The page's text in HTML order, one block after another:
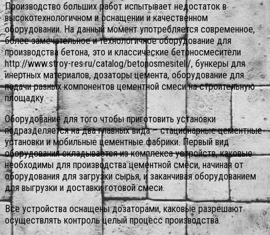
Производство больших работ испытывает недостаток в
высокотехнологичном и оснащении и качественном
оборудовании. На данный момент употребляется современное,
более замечательное и технологичное оборудование для
производства бетона, это и классические бетоносмесители
http://www.stroy-res.ru/catalog/betonosmesiteli/, бункеры для
инертных материалов, дозаторы цемента, оборудование для
подачи разных компонентов цементной смеси на строительную
площадку.
Оборудование для того чтобы приготовить установки
подразделяется на два главных вида – стационарные цементные
установки и мобильные цементные фабрики. Первый вид
оборудования складывается из комплекса устройств, каковые
необходимы для производства цементной смеси, начиная от
оборудования для загрузки сырья, и заканчивая оборудованием
для выгрузки и доставки готовой смеси.
Все устройства оснащены дозаторами, каковые разрешают
осуществлять контроль целый процесс производства.